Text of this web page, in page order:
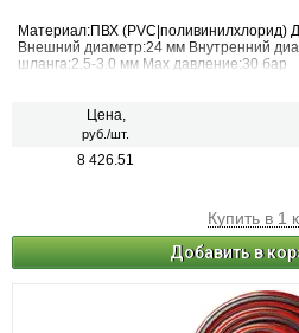
Материал:ПВХ (PVC|поливинилхлорид)
Внешний диаметр:24 мм Внутренний
шланга:2.5-3.0 мм Max давление:30 бар
Цена,
руб./шт.
8 426.51
Купить в 1
Добавить в